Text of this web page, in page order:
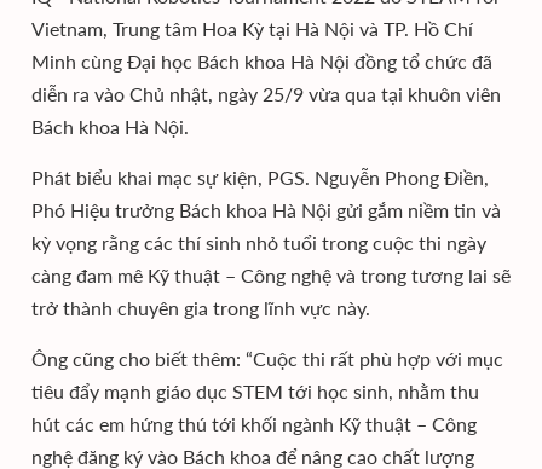
Vietnam, Trung tâm Hoa Kỳ tại Hà Nội và TP. Hồ Chí
Minh cùng Đại học Bách khoa Hà Nội đồng tổ chức đã
diễn ra vào Chủ nhật, ngày 25/9 vừa qua tại khuôn viên
Bách khoa Hà Nội.
Phát biểu khai mạc sự kiện, PGS. Nguyễn Phong Điền,
Phó Hiệu trưởng Bách khoa Hà Nội gửi gắm niềm tin và
kỳ vọng rằng các thí sinh nhỏ tuổi trong cuộc thi ngày
càng đam mê Kỹ thuật – Công nghệ và trong tương lai sẽ
trở thành chuyên gia trong lĩnh vực này.
Ông cũng cho biết thêm: “Cuộc thi rất phù hợp với mục
tiêu đẩy mạnh giáo dục STEM tới học sinh, nhằm thu
hút các em hứng thú tới khối ngành Kỹ thuật – Công
nghệ đăng ký vào Bách khoa để nâng cao chất lượng